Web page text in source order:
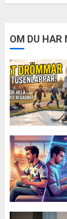
OM DU HAR